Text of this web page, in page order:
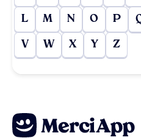
L M N O P
V W X Y Z